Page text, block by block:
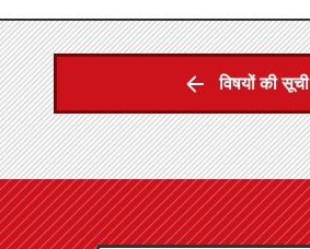
विषयों की सूची